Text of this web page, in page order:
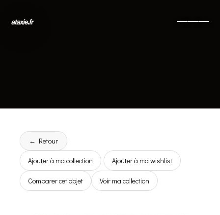
← Retour
Ajouter à ma collection Ajouter à ma wishlist
Comparer cet objet Voir ma collection